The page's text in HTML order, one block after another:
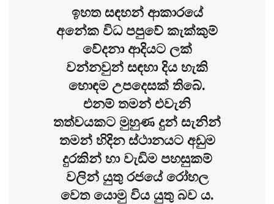
ඉහත සඳහන් ආකාරයේ
අනේක විධ පපුවේ කැක්කුම්
වේදනා ආදියට ලක්
වන්නවුන් සඳහා දිය හැකි
හොඳම උපදෙසක් තිබේ.
එනම් තමන් එවැනි
තත්වයකට මුහුණ දුන් සැනින්
තමන් හිදින ස්ථානයට අඩුම
දුරකින් හා වැඩිම පහසුකම්
වලින් යුතු රජයේ රෝහල
වෙත යොමු විය යුතු බව ය.